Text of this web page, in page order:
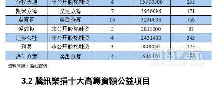
3.2 騰訊樂捐十大高籌資額公益項目